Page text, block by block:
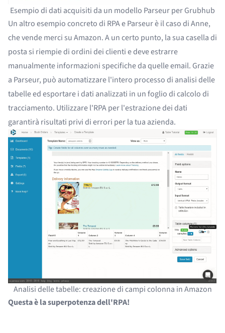
Esempio di dati acquisiti da un modello Parseur per Grubhub
Un altro esempio concreto di RPA e Parseur è il caso di Anne,
che vende merci su Amazon. A un certo punto, la sua casella di
posta si riempie di ordini dei clienti e deve estrarre
manualmente informazioni specifiche da quelle email. Grazie
a Parseur, può automatizzare l'intero processo di analisi delle
tabelleed esportare i dati analizzati in un foglio di calcolo di
tracciamento. Utilizzare l'RPA per l'estrazione dei dati
garantirà risultati privi di errori per la tua azienda.
Analisi delle tabelle: creazione di campi colonna in Amazon
Questa è la superpotenza dell'RPA!